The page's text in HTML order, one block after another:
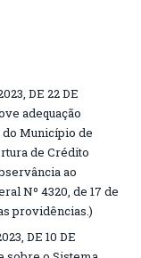
DE 22 DE
adequação
Município de
de Crédito
ao
Nº 4320, de 17 de
providências.)
DE 10 DE